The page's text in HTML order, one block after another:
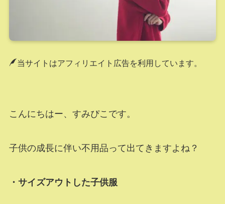
当サイトはアフィリエイト広告を利用しています。
こんにちはー、すみぴこです。
子供の成長に伴い不用品って出てきますよね？
・サイズアウトした子供服